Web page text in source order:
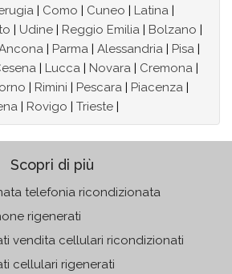
Como Cuneo Latina
Udine Reggio Emilia Bolzano
Parma Alessandria Pisa
Lucca Novara Cremona
Rimini Pescara Piacenza
Rovigo Trieste
Scopri di più
telefonia ricondizionata
rigenerati
vendita cellulari ricondizionati
cellulari rigenerati